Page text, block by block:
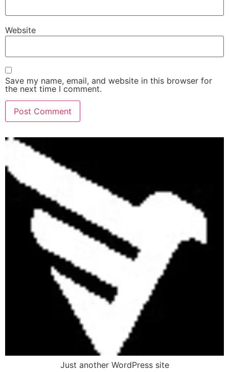
Website
Save my name, email, and website in this browser for
the next time I comment.
Just another WordPress site